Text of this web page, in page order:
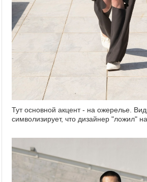
Тут основной акцент - на ожерелье.
символизирует, что дизайнер "ложил"